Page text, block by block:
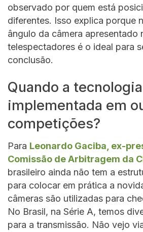
observado por quem está
diferentes. Isso explica porque
ângulo da câmera apresentado
telespectadores é o ideal para
conclusão.
Quando a
implementada em
competições?
Para Leonardo Gaciba, ex-
Comissão de Arbitragem da
brasileiro ainda não tem a
para colocar em prática a
câmeras são utilizadas para
No Brasil, na Série A, temos
para a transmissão. Não vejo